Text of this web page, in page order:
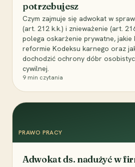
potrzebujesz
Czym zajmuje się adwokat w
(art. 212 k.k.) i znieważenie (art.
polega oskarżenie prywatne, jakie
reformie Kodeksu karnego oraz
dochodzić ochrony dóbr
cywilnej.
9 min czytania
PRAWO PRACY
Adwokat ds. nadużyć w